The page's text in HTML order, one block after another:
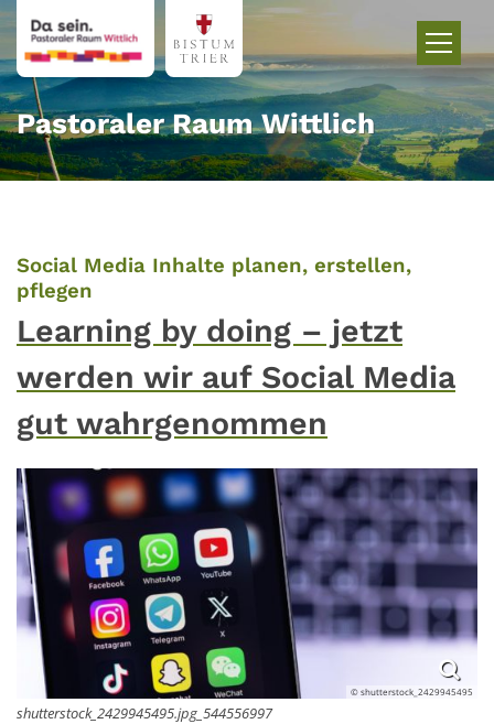
Zum Inhalt springen
Pastoraler Raum Wittlich
Social Media Inhalte planen, erstellen,
pflegen
Learning by doing – jetzt
werden wir auf Social Media
gut wahrgenommen
© shutterstock_2429945495
shutterstock_2429945495.jpg_544556997